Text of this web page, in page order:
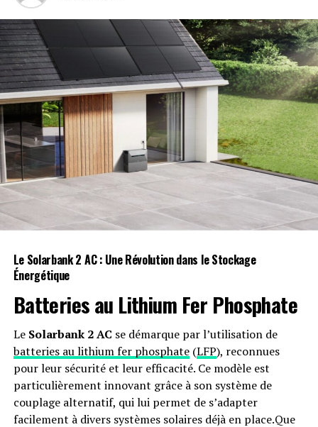
Une Expérience de Lecture
Unique
Bien que les singles de sept pouces ne soient pas inclus
dans le zine, Handowin a trouvé un moyen d’intégrer
l’audio dans le package. Le zine est accompagné d’une
carte en forme de cassette des années 1980. En
appuyant sur un bouton, le lecteur peut écouter un
enregistrement qui lui donne un avant-goût de ce que le
de Rhythmix_shun, telles que Spotify, Bandcamp ou
Apple Music (recherchez @rhythmix).
Une attention particulière a été portée à l’expérience du
lecteur, bien plus que dans la plupart des zines,
magazines ou livres. Bien qu’elle utilise la même
technologie que les cartes musicales d’anniversaire, la
carte cassette surprend et ravit les visiteurs lors des
expositions d’art. Relié par des anneaux en plastique
assortis à la palette de couleurs des illustrations, le zine
Le Solarbank 2 AC : Une Révolution dans le Stockage
Énergétique
Batteries au Lithium Fer Phosphate
Le Solarbank 2 AC se démarque par l’utilisation de
batteries au lithium fer phosphate(LFP), reconnues
pour leur sécurité et leur efficacité. Ce modèle est
particulièrement innovant grâce à son système de
couplage alternatif, qui lui permet de s’adapter
facilement à divers systèmes solaires déjà en place.Que